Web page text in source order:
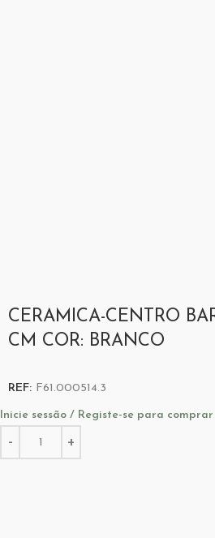
CERAMICA-CENTRO
CM COR: BRANCO
REF: F61.000514.3
Inicie sessão / Registe-se para comprar